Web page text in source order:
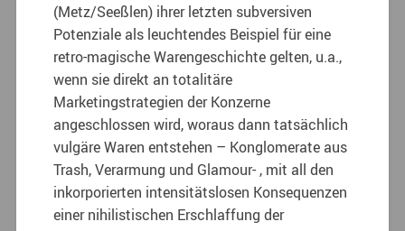
(Metz/Seeßlen) ihrer letzten subversiven
Potenziale als leuchtendes Beispiel für eine
retro-magische Warengeschichte gelten, u.a.,
wenn sie direkt an totalitäre
Marketingstrategien der Konzerne
angeschlossen wird, woraus dann tatsächlich
vulgäre Waren entstehen – Konglomerate aus
Trash, Verarmung und Glamour- , mit all den
inkorporierten intensitätslosen Konsequenzen
einer nihilistischen Erschlaffung der